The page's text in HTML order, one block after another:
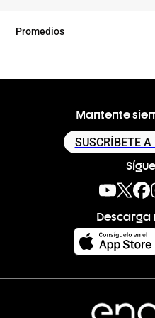
Promedios
Mantente
SUSCRÍBETE
Descarga